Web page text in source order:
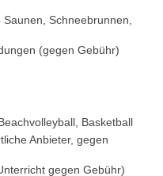
Schneebrunnen,
(gegen Gebühr)
Basketball
Anbieter, gegen
gegen Gebühr)